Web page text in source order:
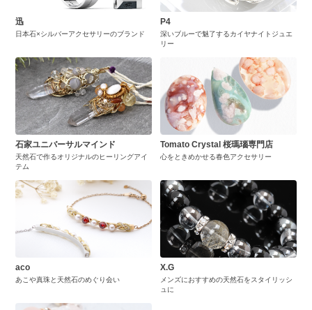
迅
日本石×シルバーアクセサリーのブランド
P4
深いブルーで魅了するカイヤナイトジュエ
リー
石家ユニバーサルマインド
天然石で作るオリジナルのヒーリングアイ
テム
Tomato Crystal 桜瑪瑙専門店
心をときめかせる春色アクセサリー
aco
あこや真珠と天然石のめぐり会い
X.G
メンズにおすすめの天然石をスタイリッシ
ュに